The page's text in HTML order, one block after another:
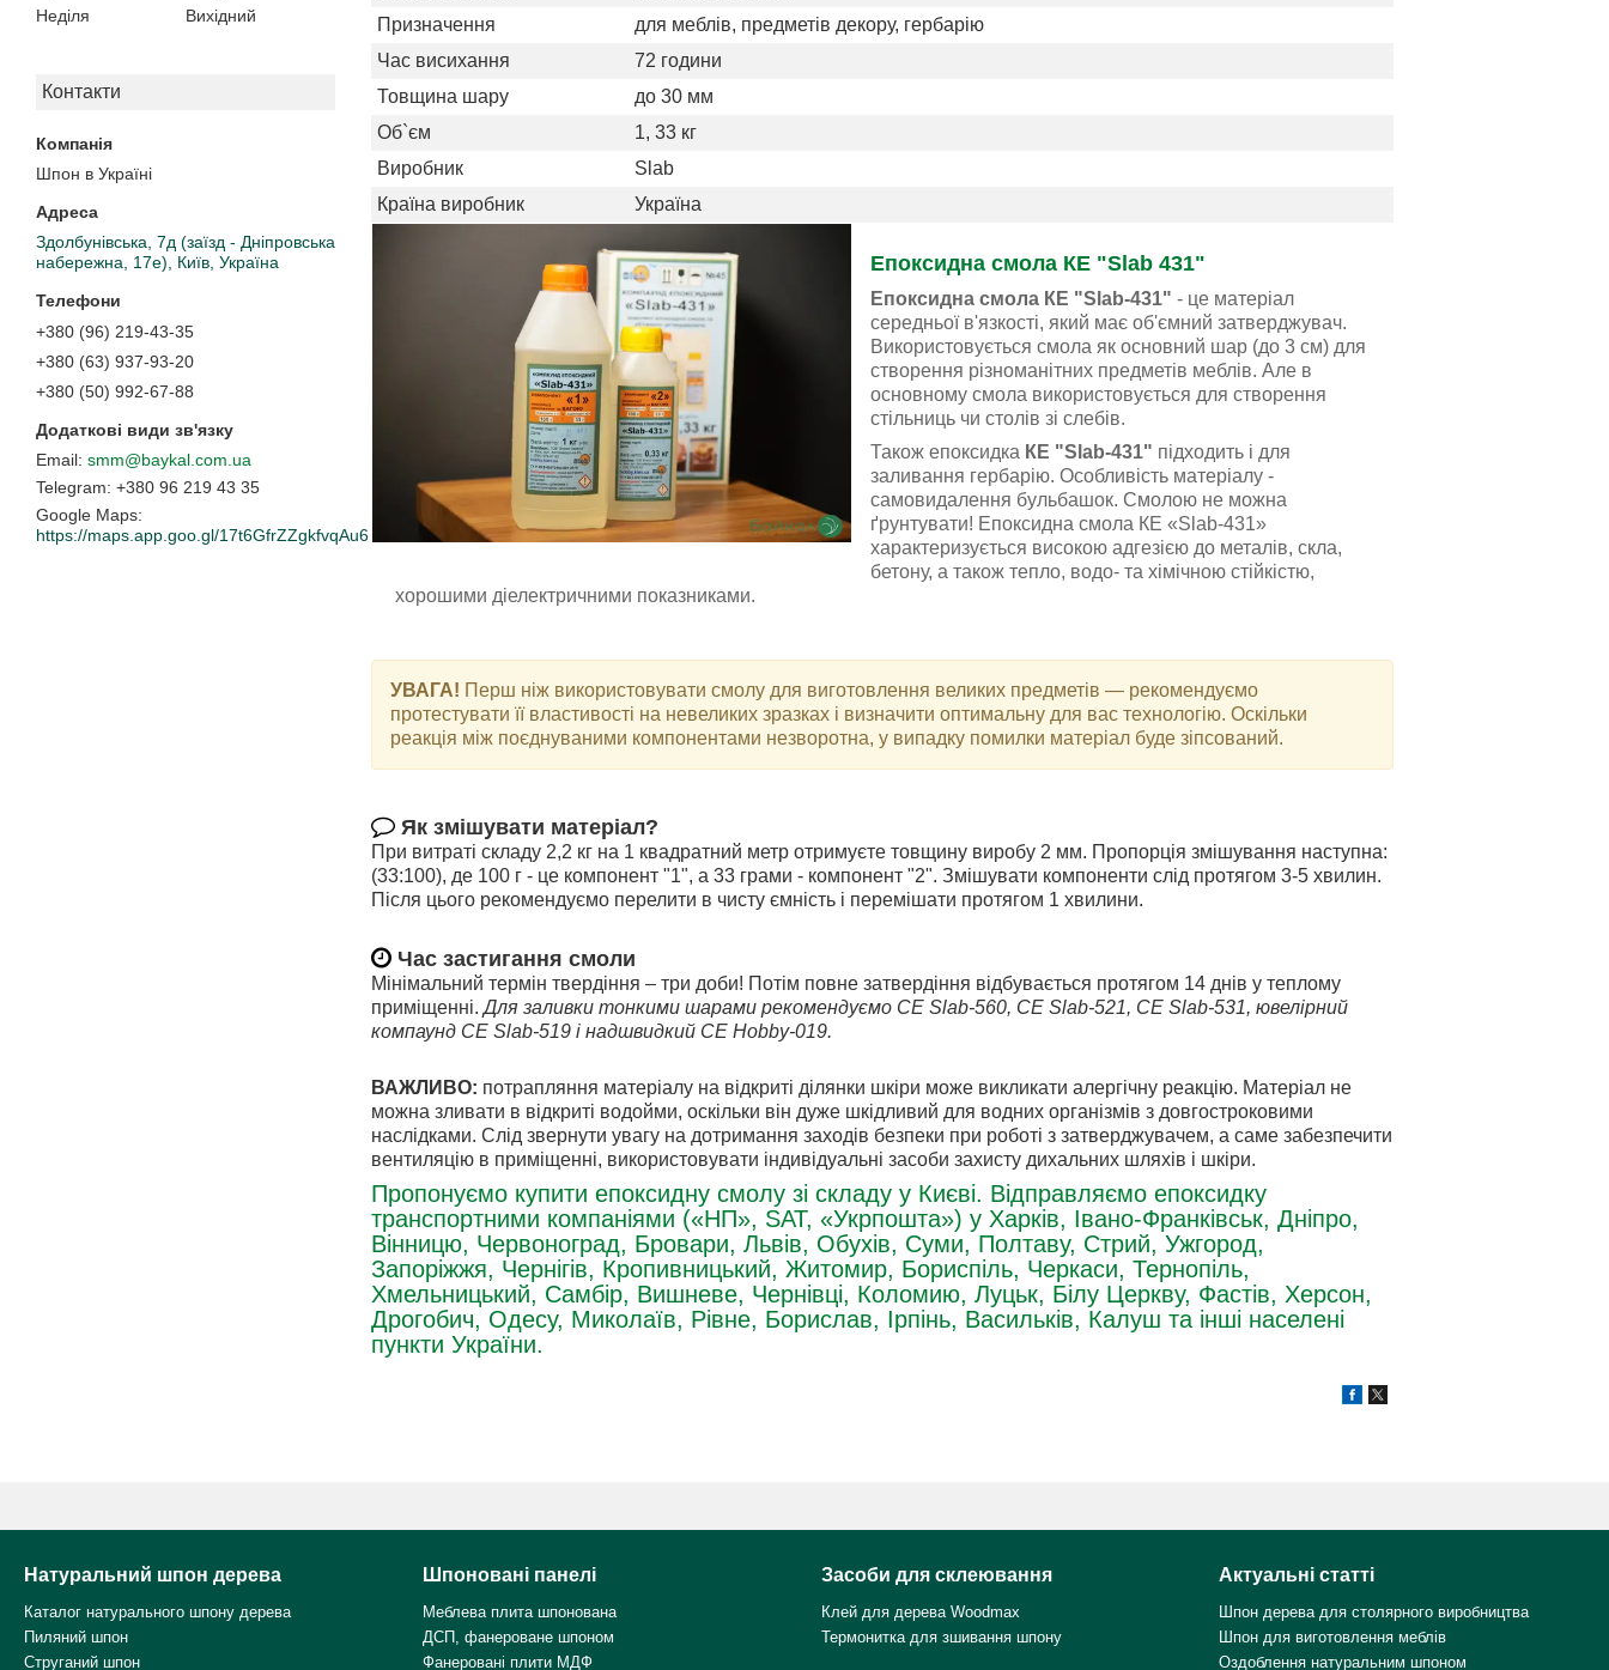
Неділя
Вихідний
Контакти
Шпон в Україні
Здолбунівська, 7д (заїзд - Дніпровська
набережна, 17е), Київ, Україна
+380 (96) 219-43-35
+380 (63) 937-93-20
+380 (50) 992-67-88
smm@baykal.com.ua
+380 96 219 43 35
Google Maps
https://maps.app.goo.gl/17t6GfrZZgkfvqAu6
Призначення
для меблів, предметів декору, гербарію
Час висихання
72 години
Товщина шару
до 30 мм
Об`єм
1, 33 кг
Виробник
Slab
Країна виробник
Україна
Епоксидна смола КЕ "Slab 431"
Епоксидна смола КЕ "Slab-431" - це матеріал
середньої в'язкості, який має об'ємний затверджувач.
Використовується смола як основний шар (до 3 см) для
створення різноманітних предметів меблів. Але в
основному смола використовується для створення
стільниць чи столів зі слебів.
Також епоксидка КЕ "Slab-431" підходить і для
заливання гербарію. Особливість матеріалу -
самовидалення бульбашок. Смолою не можна
ґрунтувати! Епоксидна смола КЕ «Slab-431»
характеризується високою адгезією до металів, скла,
бетону, а також тепло, водо- та хімічною стійкістю,
хорошими діелектричними показниками.
УВАГА! Перш ніж використовувати смолу для виготовлення великих предметів — рекомендуємо
протестувати її властивості на невеликих зразках і визначити оптимальну для вас технологію. Оскільки
реакція між поєднуваними компонентами незворотна, у випадку помилки матеріал буде зіпсований.
Як змішувати матеріал?
При витраті складу 2,2 кг на 1 квадратний метр отримуєте товщину виробу 2 мм. Пропорція змішування наступна:
(33:100), де 100 г - це компонент "1", а 33 грами - компонент "2". Змішувати компоненти слід протягом 3-5 хвилин.
Після цього рекомендуємо перелити в чисту ємність і перемішати протягом 1 хвилини.
Час застигання смоли
Мінімальний термін твердіння – три доби! Потім повне затвердіння відбувається протягом 14 днів у теплому
приміщенні.Для заливки тонкими шарами рекомендуємо СЕ Slab-560, СЕ Slab-521, СЕ Slab-531, ювелірний
компаунд СЕ Slab-519 і надшвидкий СЕ Hobby-019.
ВАЖЛИВО: потрапляння матеріалу на відкриті ділянки шкіри може викликати алергічну реакцію. Матеріал не
можна зливати в відкриті водойми, оскільки він дуже шкідливий для водних організмів з довгостроковими
наслідками. Слід звернути увагу на дотримання заходів безпеки при роботі з затверджувачем, а саме забезпечити
вентиляцію в приміщенні, використовувати індивідуальні засоби захисту дихальних шляхів і шкіри.
Пропонуємо купити епоксидну смолу зі складу у Києві. Відправляємо епоксидку
транспортними компаніями («НП», SАТ, «Укрпошта») у Харків, Івано-Франківськ, Дніпро,
Вінницю, Червоноград, Бровари, Львів, Обухів, Суми, Полтаву, Стрий, Ужгород,
Запоріжжя, Чернігів, Кропивницький, Житомир, Бориспіль, Черкаси, Тернопіль,
Хмельницький, Самбір, Вишневе, Чернівці, Коломию, Луцьк, Білу Церкву, Фастів, Херсон,
Дрогобич, Одесу, Миколаїв, Рівне, Борислав, Ірпінь, Васильків, Калуш та інші населені
пункти України.
Натуральний шпон дерева
Каталог натурального шпону дерева
Пиляний шпон
Струганий шпон
Шпоновані панелі
Меблева плита шпонована
ДСП, фанероване шпоном
Фанеровані плити МДФ
Засоби для склеювання
Клей для дерева Woodmax
Термонитка для зшивання шпону
Актуальні статті
Шпон дерева для столярного виробництва
Шпон для виготовлення меблів
Оздоблення натуральним шпоном